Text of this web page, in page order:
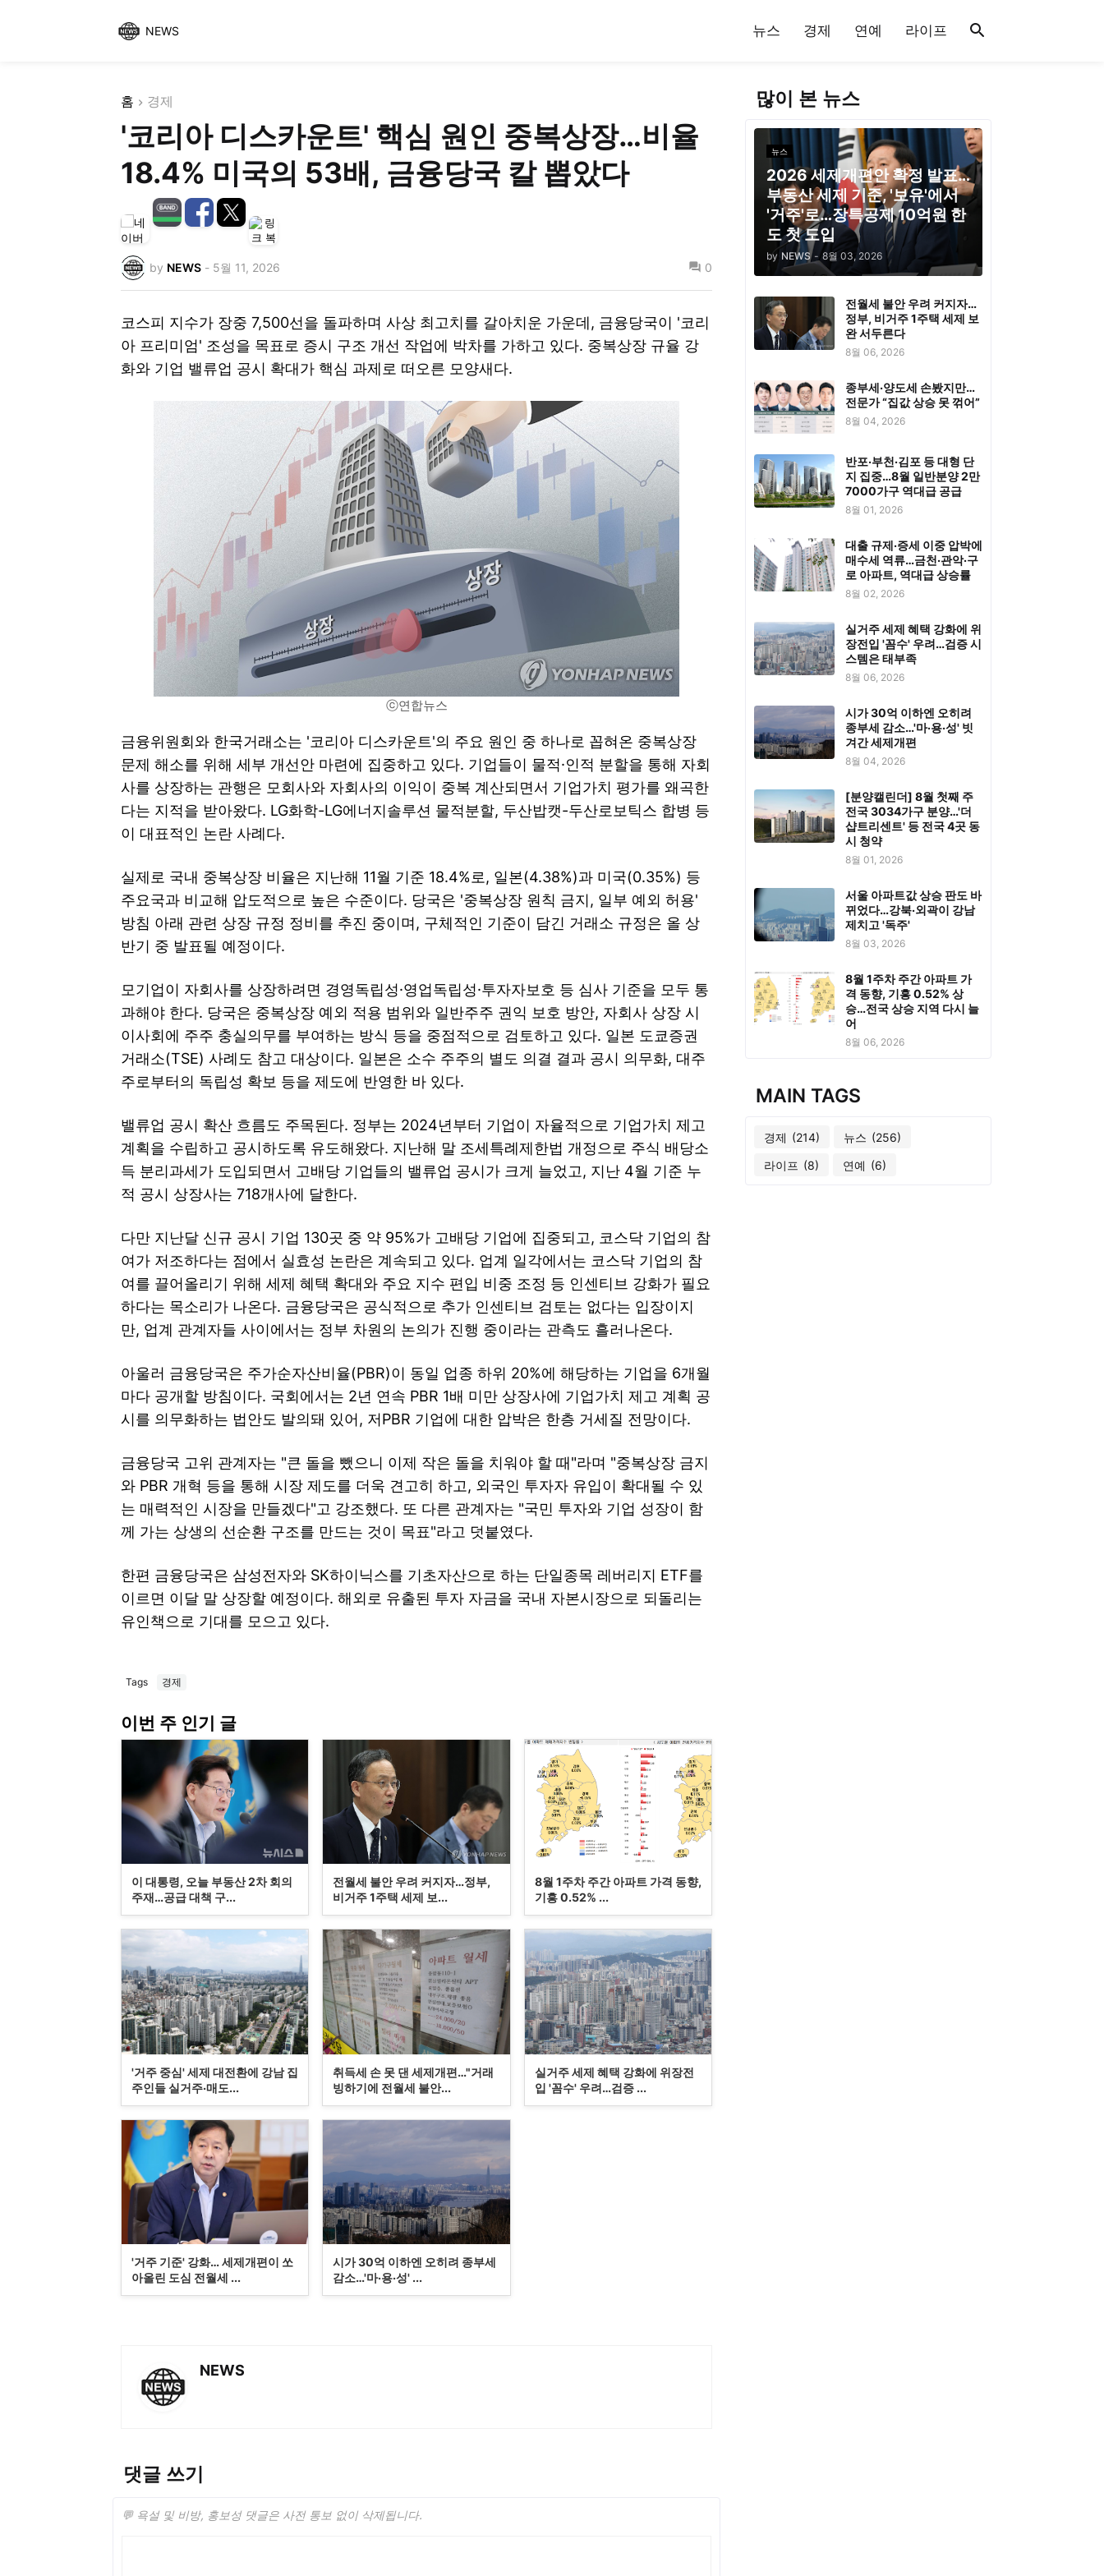
NEWS 뉴스 경제 연예 라이프
홈 경제
'코리아 디스카운트' 핵심 원인 중복상장…비율
18.4% 미국의 53배, 금융당국 칼 뽑았다
by NEWS - 5월 11, 2026 0
코스피 지수가 장중 7,500선을 돌파하며 사상 최고치를 갈아치운 가운데, 금융당국이 '코리
아 프리미엄' 조성을 목표로 증시 구조 개선 작업에 박차를 가하고 있다. 중복상장 규율 강
화와 기업 밸류업 공시 확대가 핵심 과제로 떠오른 모양새다.
ⓒ연합뉴스
금융위원회와 한국거래소는 '코리아 디스카운트'의 주요 원인 중 하나로 꼽혀온 중복상장
문제 해소를 위해 세부 개선안 마련에 집중하고 있다. 기업들이 물적·인적 분할을 통해 자회
사를 상장하는 관행은 모회사와 자회사의 이익이 중복 계산되면서 기업가치 평가를 왜곡한
다는 지적을 받아왔다. LG화학-LG에너지솔루션 물적분할, 두산밥캣-두산로보틱스 합병 등
이 대표적인 논란 사례다.
실제로 국내 중복상장 비율은 지난해 11월 기준 18.4%로, 일본(4.38%)과 미국(0.35%) 등
주요국과 비교해 압도적으로 높은 수준이다. 당국은 '중복상장 원칙 금지, 일부 예외 허용'
방침 아래 관련 상장 규정 정비를 추진 중이며, 구체적인 기준이 담긴 거래소 규정은 올 상
반기 중 발표될 예정이다.
모기업이 자회사를 상장하려면 경영독립성·영업독립성·투자자보호 등 심사 기준을 모두 통
과해야 한다. 당국은 중복상장 예외 적용 범위와 일반주주 권익 보호 방안, 자회사 상장 시
이사회에 주주 충실의무를 부여하는 방식 등을 중점적으로 검토하고 있다. 일본 도쿄증권
거래소(TSE) 사례도 참고 대상이다. 일본은 소수 주주의 별도 의결 결과 공시 의무화, 대주
주로부터의 독립성 확보 등을 제도에 반영한 바 있다.
밸류업 공시 확산 흐름도 주목된다. 정부는 2024년부터 기업이 자율적으로 기업가치 제고
계획을 수립하고 공시하도록 유도해왔다. 지난해 말 조세특례제한법 개정으로 주식 배당소
득 분리과세가 도입되면서 고배당 기업들의 밸류업 공시가 크게 늘었고, 지난 4월 기준 누
적 공시 상장사는 718개사에 달한다.
다만 지난달 신규 공시 기업 130곳 중 약 95%가 고배당 기업에 집중되고, 코스닥 기업의 참
여가 저조하다는 점에서 실효성 논란은 계속되고 있다. 업계 일각에서는 코스닥 기업의 참
여를 끌어올리기 위해 세제 혜택 확대와 주요 지수 편입 비중 조정 등 인센티브 강화가 필요
하다는 목소리가 나온다. 금융당국은 공식적으로 추가 인센티브 검토는 없다는 입장이지
만, 업계 관계자들 사이에서는 정부 차원의 논의가 진행 중이라는 관측도 흘러나온다.
아울러 금융당국은 주가순자산비율(PBR)이 동일 업종 하위 20%에 해당하는 기업을 6개월
마다 공개할 방침이다. 국회에서는 2년 연속 PBR 1배 미만 상장사에 기업가치 제고 계획 공
시를 의무화하는 법안도 발의돼 있어, 저PBR 기업에 대한 압박은 한층 거세질 전망이다.
금융당국 고위 관계자는 "큰 돌을 뺐으니 이제 작은 돌을 치워야 할 때"라며 "중복상장 금지
와 PBR 개혁 등을 통해 시장 제도를 더욱 견고히 하고, 외국인 투자자 유입이 확대될 수 있
는 매력적인 시장을 만들겠다"고 강조했다. 또 다른 관계자는 "국민 투자와 기업 성장이 함
께 가는 상생의 선순환 구조를 만드는 것이 목표"라고 덧붙였다.
한편 금융당국은 삼성전자와 SK하이닉스를 기초자산으로 하는 단일종목 레버리지 ETF를
이르면 이달 말 상장할 예정이다. 해외로 유출된 투자 자금을 국내 자본시장으로 되돌리는
유인책으로 기대를 모으고 있다.
Tags 경제
이번 주 인기 글
이 대통령, 오늘 부동산 2차 회의
주재…공급 대책 구...
전월세 불안 우려 커지자…정부,
비거주 1주택 세제 보...
8월 1주차 주간 아파트 가격 동향,
기흥 0.52% ...
'거주 중심' 세제 대전환에 강남 집
주인들 실거주·매도...
취득세 손 못 댄 세제개편…"거래
빙하기에 전월세 불안...
실거주 세제 혜택 강화에 위장전
입 '꼼수' 우려…검증 ...
'거주 기준' 강화… 세제개편이 쏘
아올린 도심 전월세 ...
시가 30억 이하엔 오히려 종부세
감소…'마·용·성' ...
NEWS
댓글 쓰기
💬 욕설 및 비방, 홍보성 댓글은 사전 통보 없이 삭제됩니다.
많이 본 뉴스
뉴스
2026 세제개편안 확정 발표…
부동산 세제 기준, '보유'에서
'거주'로…장특공제 10억원 한
도 첫 도입
by NEWS - 8월 03, 2026
전월세 불안 우려 커지자…
정부, 비거주 1주택 세제 보
완 서두른다
8월 06, 2026
종부세·양도세 손봤지만…
전문가 “집값 상승 못 꺾어”
8월 04, 2026
반포·부천·김포 등 대형 단
지 집중…8월 일반분양 2만
7000가구 역대급 공급
8월 01, 2026
대출 규제·증세 이중 압박에
매수세 역류…금천·관악·구
로 아파트, 역대급 상승률
8월 02, 2026
실거주 세제 혜택 강화에 위
장전입 '꼼수' 우려…검증 시
스템은 태부족
8월 06, 2026
시가 30억 이하엔 오히려
종부세 감소…'마·용·성' 빗
겨간 세제개편
8월 04, 2026
[분양캘린더] 8월 첫째 주
전국 3034가구 분양…'더
샵트리센트' 등 전국 4곳 동
시 청약
8월 01, 2026
서울 아파트값 상승 판도 바
뀌었다…강북·외곽이 강남
제치고 '독주'
8월 03, 2026
8월 1주차 주간 아파트 가
격 동향, 기흥 0.52% 상
승…전국 상승 지역 다시 늘
어
8월 06, 2026
MAIN TAGS
경제 (214) 뉴스 (256)
라이프 (8) 연예 (6)